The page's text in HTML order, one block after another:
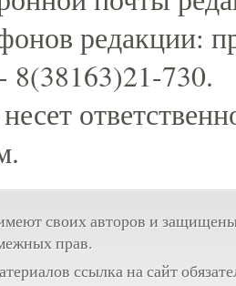
редакции:
8(38163)21-730.
своих авторов и
прав.
ссылка на сайт